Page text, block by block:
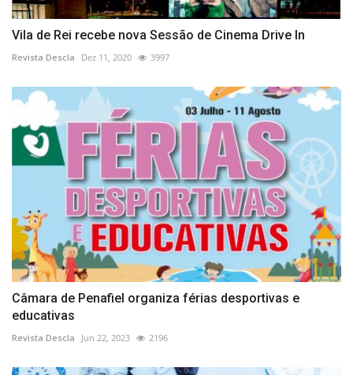
Vila de Rei recebe nova Sessão de Cinema Drive In
Revista Descla Dez 11, 2020 3997
Câmara de Penafiel organiza férias desportivas e
educativas
Revista Descla Jun 22, 2023 2196